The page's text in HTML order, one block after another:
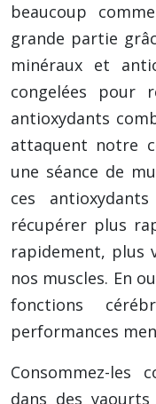
beaucoup
grande partie
minéraux et
congelées pour
antioxydants
attaquent notre
une séance de
ces
récupérer plus
rapidement, plus
nos muscles. En
fonctions
performances
Consommez-les
dans des